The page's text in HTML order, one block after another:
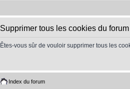
Supprimer tous les cookies du forum
Êtes-vous sûr de vouloir supprimer tous les
Index du forum